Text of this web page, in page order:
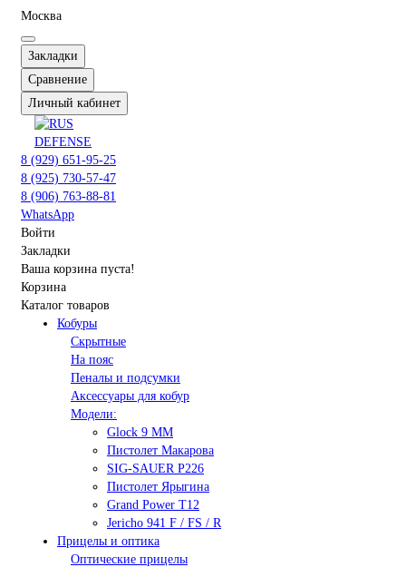
Москва
Закладки
Сравнение
Личный кабинет
8 (929) 651-95-25
8 (925) 730-57-47
8 (906) 763-88-81
WhatsApp
Войти
Закладки
Ваша корзина пуста!
Корзина
Каталог товаров
Кобуры
Скрытные
На пояс
Пеналы и подсумки
Аксессуары для кобур
Модели:
Glock 9 ММ
Пистолет Макарова
SIG-SAUER P226
Пистолет Ярыгина
Grand Power T12
Jericho 941 F / FS / R
Прицелы и оптика
Оптические прицелы